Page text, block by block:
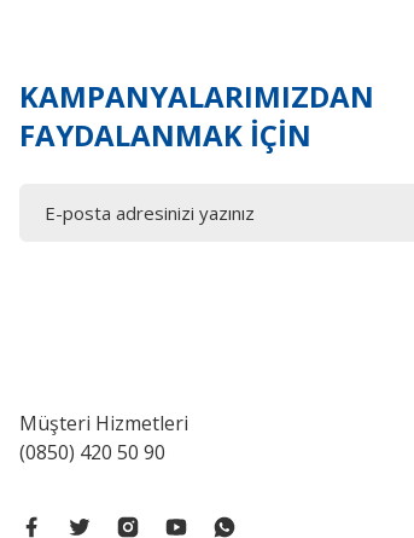
KAMPANYALARIMIZDAN
FAYDALANMAK İÇİN
Müşteri Hizmetleri
(0850) 420 50 90